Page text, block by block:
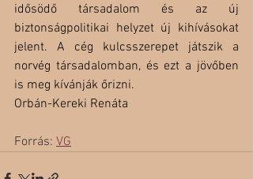
idősödő társadalom és az új
biztonságpolitikai helyzet új kihívásokat
jelent. A cég kulcsszerepet játszik a
norvég társadalomban, és ezt a jövőben
is meg kívánják őrizni.
Orbán-Kereki Renáta
Forrás: VG